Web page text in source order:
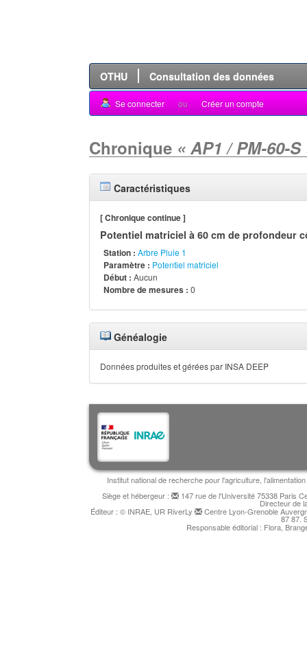
OTHU Consultation des données
Se connecter ou Créer un compte
Chronique « AP1 / PM-60-S
Caractéristiques
[ Chronique continue ]
Potentiel matriciel à 60 cm de profondeur
Station : Arbre Pluie 1
Paramètre : Potentiel matriciel
Début : Aucun
Nombre de mesures : 0
Généalogie
Données produites et gérées par INSA DEEP
Institut national de recherche pour l'agriculture,
Siège et hébergeur :
147 rue de l'Université 75338 Paris
Directeur de
Éditeur : © INRAE, UR RiverLy Centre Lyon-Grenoble
87 87.
Responsable éditorial : Flora,